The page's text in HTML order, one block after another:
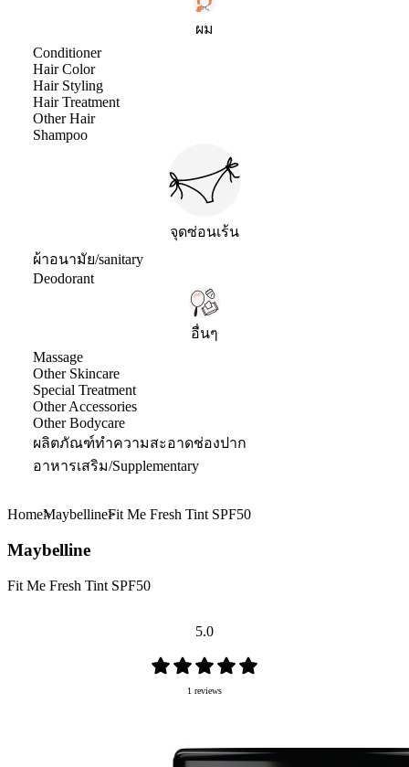
ผม
Conditioner
Hair Color
Hair Styling
Hair Treatment
Other Hair
Shampoo
จุดซ่อนเร้น
ผ้าอนามัย/sanitary
Deodorant
อื่นๆ
Massage
Other Skincare
Special Treatment
Other Accessories
Other Bodycare
ผลิตภัณฑ์ทำความสะอาดช่องปาก
อาหารเสริม/Supplementary
HomeMaybellineFit Me Fresh Tint SPF50
Maybelline
Fit Me Fresh Tint SPF50
5.0
1 reviews